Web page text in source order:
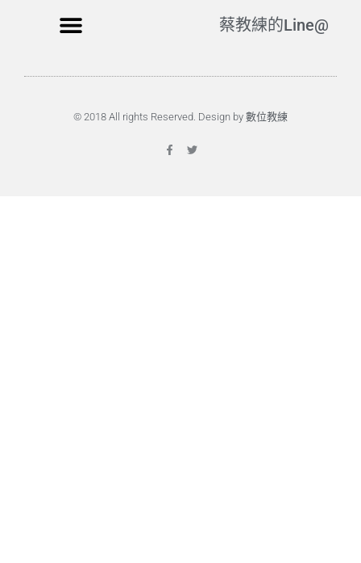
蔡教練的Line@
© 2018 All rights Reserved. Design by 數位教練